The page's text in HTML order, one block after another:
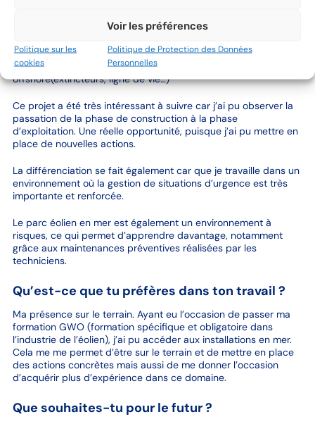
Voir les préférences
Politique sur les
cookies
Politique de Protection des Données
Personnelles
sensibilisation des salariés, la gestion des exercices de
protection individuelle (harnais, mousqueton…) ainsi que le suivi
des équipements de sécurité se trouvant sur nos installations
offshore(extincteurs, ligne de vie…)
Ce projet a été très intéressant à suivre car j’ai pu observer la
passation de la phase de construction à la phase
d’exploitation. Une réelle opportunité, puisque j’ai pu mettre en
place de nouvelles actions.
La différenciation se fait également car que je travaille dans un
environnement où la gestion de situations d’urgence est très
importante et renforcée.
Le parc éolien en mer est également un environnement à
risques, ce qui permet d’apprendre davantage, notamment
grâce aux maintenances préventives réalisées par les
techniciens.
Qu’est-ce que tu préfères dans ton travail ?
Ma présence sur le terrain. Ayant eu l’occasion de passer ma
formation GWO (formation spécifique et obligatoire dans
l’industrie de l’éolien), j’ai pu accéder aux installations en mer.
Cela me me permet d’être sur le terrain et de mettre en place
des actions concrètes mais aussi de me donner l’occasion
d’acquérir plus d’expérience dans ce domaine.
Que souhaites-tu pour le futur ?